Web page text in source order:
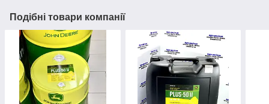
Подібні товари компанії